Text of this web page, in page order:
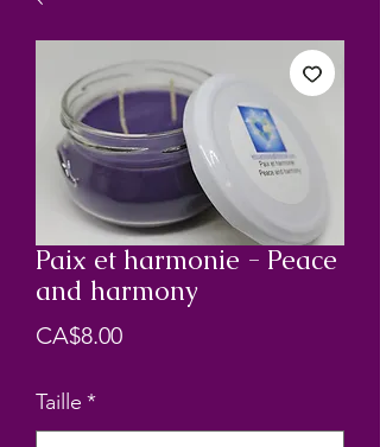
Paix et harmonie - Peace
and harmony
CA$8.00Price
Taille *